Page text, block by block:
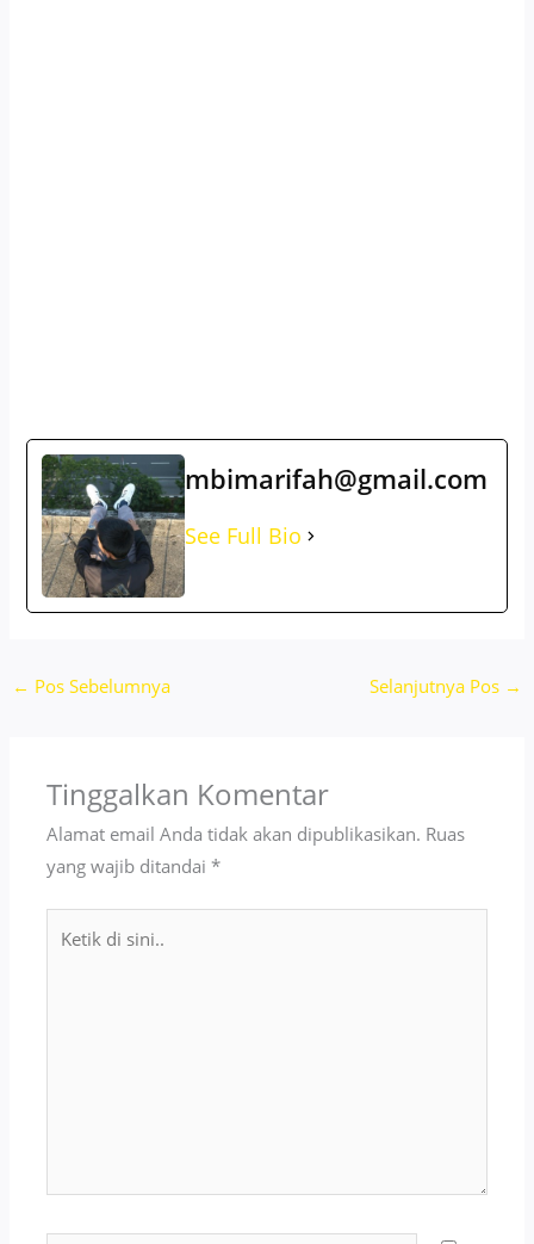
mbimarifah@gmail.com
See Full Bio
← Pos Sebelumnya Selanjutnya Pos →
Tinggalkan Komentar
Alamat email Anda tidak akan dipublikasikan. Ruas
yang wajib ditandai*